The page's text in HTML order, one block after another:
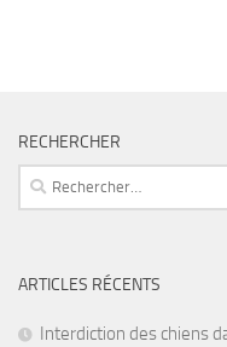
RECHERCHER
Rechercher :
ARTICLES RÉCENTS
Interdiction des chiens